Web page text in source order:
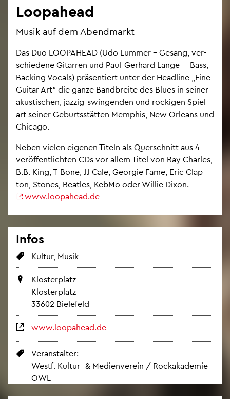
Loo­pa­head
Musik auf dem Abend­markt
Das Duo LOO­PA­HEAD (Udo Lum­mer – Ge­sang, ver­
schie­de­ne Gi­tar­ren und Paul-Ger­hard Lange – Bass,
Backing Vo­cals) prä­sen­tiert unter der Head­line „Fine
Gui­tar Art“ die ganze Band­brei­te des Blues in sei­ner
akus­ti­schen, jaz­zig-swin­gen­den und ro­cki­gen Spiel­
art sei­ner Ge­burts­stät­ten Mem­phis, New Or­leans und
Chi­ca­go.
Neben vie­len ei­ge­nen Ti­teln als Quer­schnitt aus 4
ver­öf­fent­lich­ten CDs vor allem Titel von Ray Charles,
B.B. King, T-Bone, JJ Cale, Ge­or­gie Fame, Eric Clap­
ton, Stones, Beat­les, KebMo oder Wil­lie Dixon.
www.​loopahead.​de
Infos
Kul­tur, Musik
Klos­ter­platz
Klos­ter­platz
33602 Bie­le­feld
www.​loopahead.​de
Ver­an­stal­ter:
Westf. Kul­tur- & Me­di­en­ver­ein / Rock­aka­de­mie
OWL